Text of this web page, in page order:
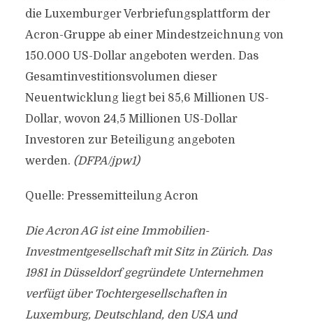
die Luxemburger Verbriefungsplattform der
Acron-Gruppe ab einer Mindestzeichnung von
150.000 US-Dollar angeboten werden. Das
Gesamtinvestitionsvolumen dieser
Neuentwicklung liegt bei 85,6 Millionen US-
Dollar, wovon 24,5 Millionen US-Dollar
Investoren zur Beteiligung angeboten
werden. (DFPA/jpw1)
Quelle: Pressemitteilung Acron
Die Acron AG ist eine Immobilien-
Investmentgesellschaft mit Sitz in Zürich. Das
1981 in Düsseldorf gegründete Unternehmen
verfügt über Tochtergesellschaften in
Luxemburg, Deutschland, den USA und